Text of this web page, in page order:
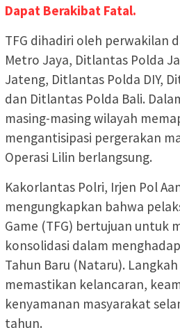
Dapat Berakibat Fatal.
TFG dihadiri oleh perwakilan
Metro Jaya, Ditlantas Polda
Jateng, Ditlantas Polda DIY,
dan Ditlantas Polda Bali.
masing-masing wilayah
mengantisipasi pergerakan
Operasi Lilin berlangsung.
Kakorlantas Polri, Irjen Pol
mengungkapkan bahwa
Game (TFG) bertujuan untuk
konsolidasi dalam
Tahun Baru (Nataru).
memastikan kelancaran,
kenyamanan masyarakat
tahun.